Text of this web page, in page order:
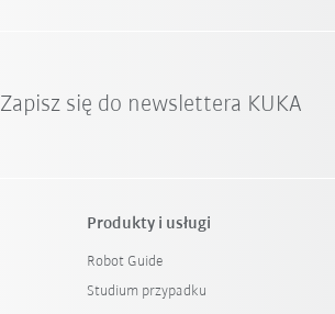
Zapisz się do newslettera KUKA
Produkty i usługi
Robot Guide
Studium przypadku